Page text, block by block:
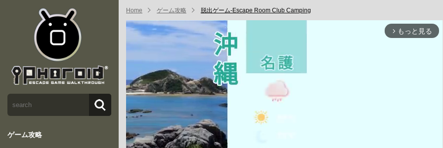
ゲーム攻略
Home ゲーム攻略 脱出ゲーム-Escape Room Club Camping
arrow_forward_ios もっと見る